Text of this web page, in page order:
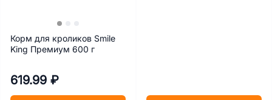
Корм для кроликов Smile
King Премиум 600 г
619.99 ₽